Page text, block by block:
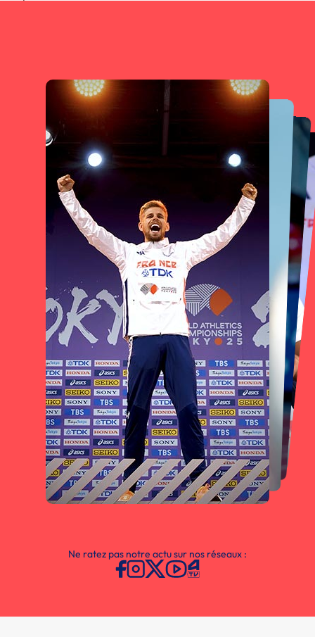
Ne ratez pas notre actu sur nos réseaux :